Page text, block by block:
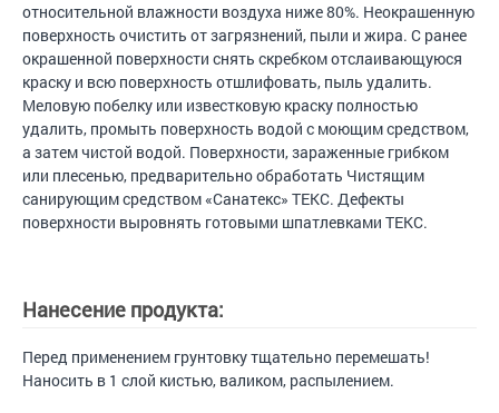
относительной влажности воздуха ниже 80%. Неокрашенную
поверхность очистить от загрязнений, пыли и жира. С ранее
окрашенной поверхности снять скребком отслаивающуюся
краску и всю поверхность отшлифовать, пыль удалить.
Меловую побелку или известковую краску полностью
удалить, промыть поверхность водой с моющим средством,
а затем чистой водой. Поверхности, зараженные грибком
или плесенью, предварительно обработать Чистящим
санирующим средством «Санатекс» ТЕКС. Дефекты
поверхности выровнять готовыми шпатлевками ТЕКС.
Нанесение продукта:
Перед применением грунтовку тщательно перемешать!
Наносить в 1 слой кистью, валиком, распылением.